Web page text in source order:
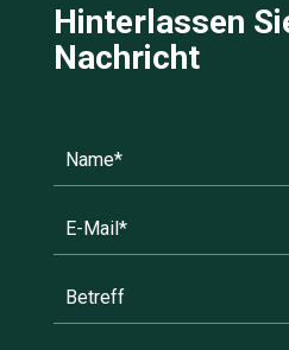
Hinterlassen
Nachricht